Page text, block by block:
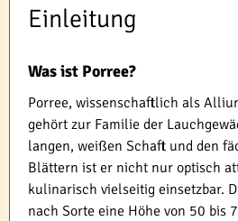
Einleitung
Was ist Porree?
Porree, wissenschaftlich als
gehört zur Familie der
langen, weißen Schaft und den
Blättern ist er nicht nur optisch
kulinarisch vielseitig einsetzbar.
nach Sorte eine Höhe von 50 bis